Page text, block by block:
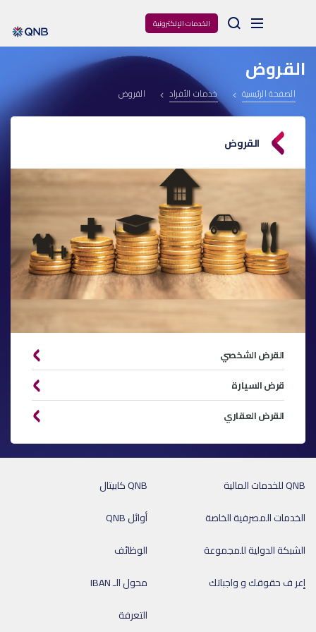
الخدمات الإلكترونية Arama
القروض
الصفحة الرئيسية خدمات الأفراد القروض
القروض
القرض الشخصي
قرض السيارة
القرض العقاري
QNB كابيتال
QNB للخدمات المالية
أوائل QNB
الخدمات المصرفية الخاصة
الوظائف
الشبكة الدولية للمجموعة
محول الـ IBAN
إعر ف حقوقك و واجباتك
التعرفة